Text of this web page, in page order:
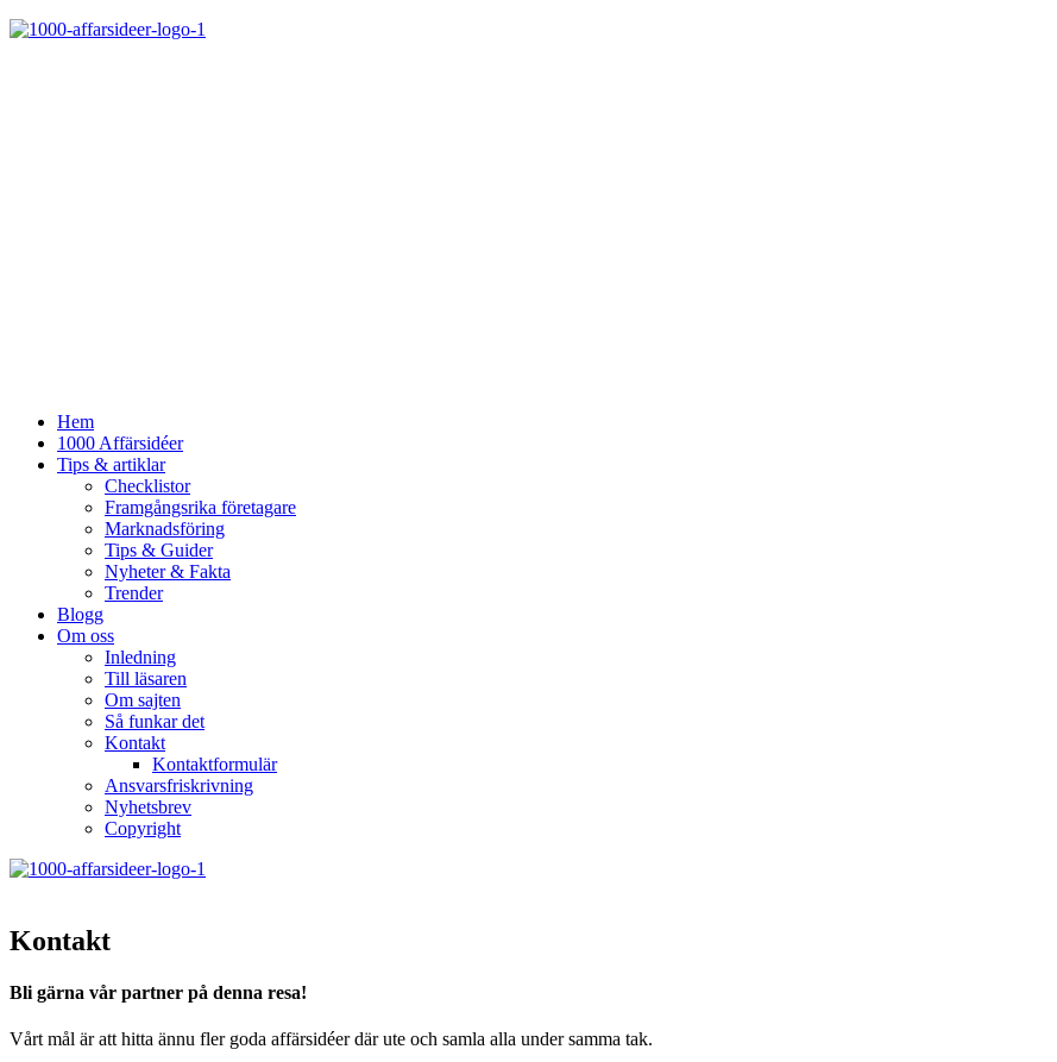
Hem
1000 Affärsidéer
Tips & artiklar
Checklistor
Framgångsrika företagare
Marknadsföring
Tips & Guider
Nyheter & Fakta
Trender
Blogg
Om oss
Inledning
Till läsaren
Om sajten
Så funkar det
Kontakt
Kontaktformulär
Ansvarsfriskrivning
Nyhetsbrev
Copyright
Kontakt
Bli gärna vår partner på denna resa!
Vårt mål är att hitta ännu fler goda affärsidéer där ute och samla alla under samma tak.